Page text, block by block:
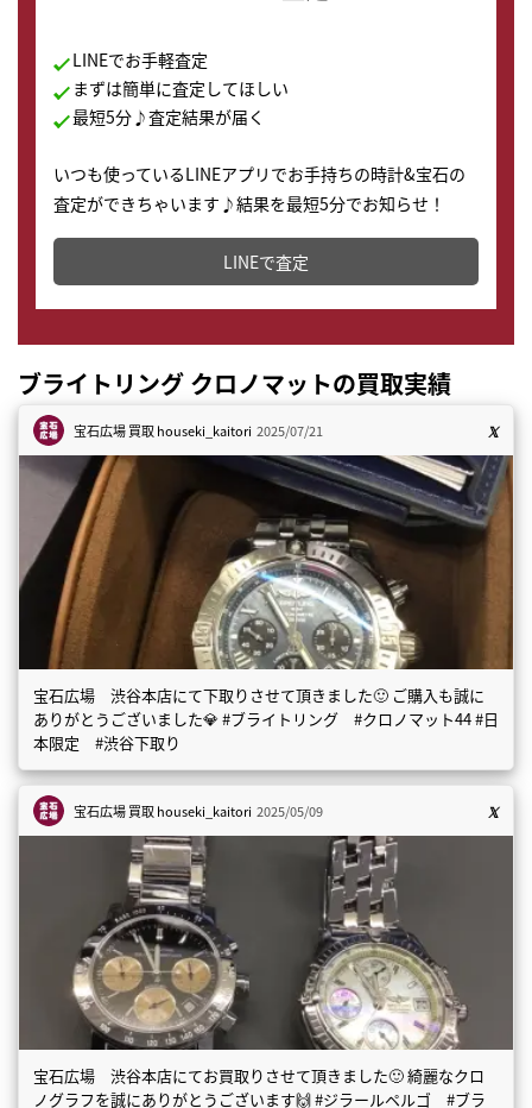
LINEでお手軽査定
まずは簡単に査定してほしい
最短5分♪査定結果が届く
いつも使っているLINEアプリでお手持ちの時計&宝石の
査定ができちゃいます♪結果を最短5分でお知らせ！
どこからでもすぐに査定金額を知ることが出来ます。
LINEで査定
ブライトリング クロノマットの買取実績
宝石広場 買取houseki_kaitori 2025/07/21
宝石広場 渋谷本店にて下取りさせて頂きました🙂 ご購入も誠に
ありがとうございました💎 #ブライトリング #クロノマット44 #日
本限定 #渋谷下取り
宝石広場 買取houseki_kaitori 2025/05/09
宝石広場 渋谷本店にてお買取りさせて頂きました🙂 綺麗なクロ
ノグラフを誠にありがとうございます🙌 #ジラールペルゴ #ブラ